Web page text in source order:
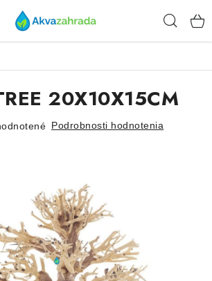
20X10X15CM
Podrobnosti hodnotenia